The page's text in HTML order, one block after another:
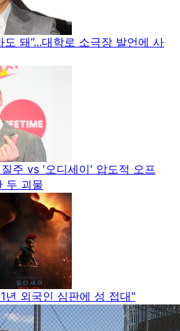
도 돼”...대학로 소극장 발언에 사
주 vs '오디세이' 압도적 오프
두 괴물
년 외국인 심판에 성 접대"